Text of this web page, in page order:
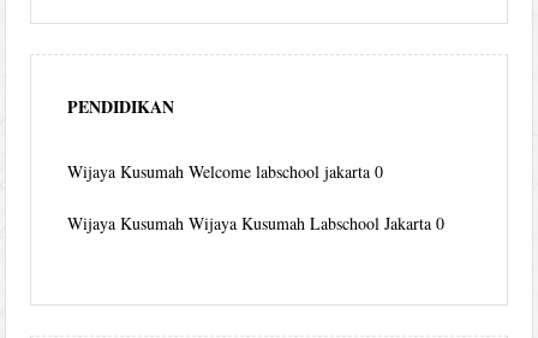
PENDIDIKAN
Wijaya Kusumah Welcome labschool jakarta 0
Wijaya Kusumah Wijaya Kusumah Labschool Jakarta 0